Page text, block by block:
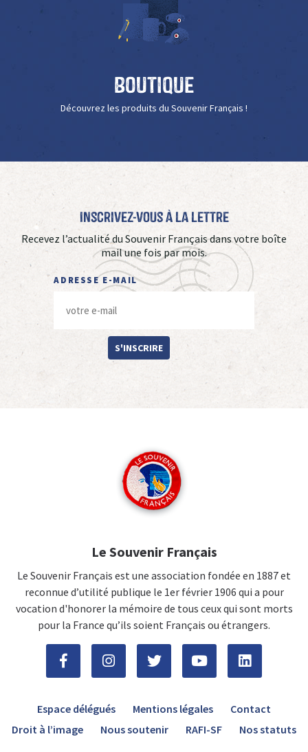
Boutique
Découvrez les produits du Souvenir Français !
Inscrivez-vous à La Lettre
Recevez l’actualité du Souvenir Français dans votre boîte
mail une fois par mois.
ADRESSE E-MAIL
S'INSCRIRE
Le Souvenir Français
Le Souvenir Français est une association fondée en 1887 et
reconnue d’utilité publique le 1er février 1906 qui a pour
vocation d'honorer la mémoire de tous ceux qui sont morts
pour la France qu’ils soient Français ou étrangers.
Espace délégués Mentions légales
Contact
Droit à l’image
Nous soutenir RAFI-SF Nos statuts